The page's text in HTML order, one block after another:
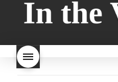
wat is melkbrood
zijn melk
brood en brioche hetzelfde
brood